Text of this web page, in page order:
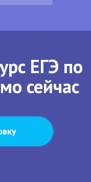
ЕГЭ по
сейчас